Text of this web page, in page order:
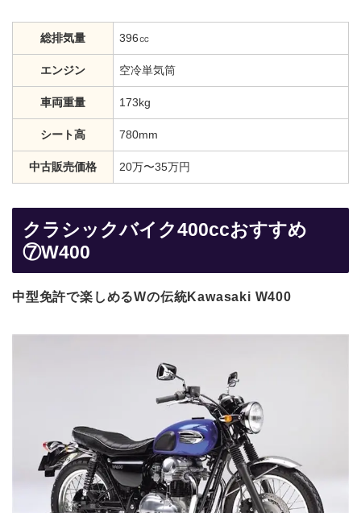
総排気量 396㏄
エンジン 空冷単気筒
車両重量 173kg
シート高 780mm
中古販売価格 20万〜35万円
クラシックバイク400ccおすすめ
⑦W400
中型免許で楽しめるWの伝統Kawasaki W400